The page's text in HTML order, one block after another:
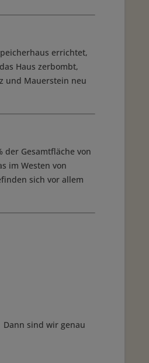
errichtet,
Haus zerbombt,
und Mauerstein neu
Gesamtfläche von
im Westen von
sich vor allem
sind wir genau